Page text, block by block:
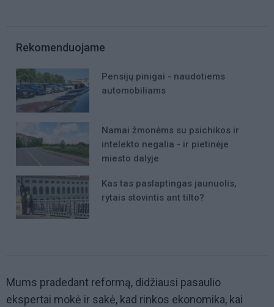
Rekomenduojame
Pensijų pinigai - naudotiems
automobiliams
Namai žmonėms su psichikos ir
intelekto negalia - ir pietinėje
miesto dalyje
Kas tas paslaptingas jaunuolis,
rytais stovintis ant tilto?
Mums pradedant reformą, didžiausi pasaulio
ekspertai mokė ir sakė, kad rinkos ekonomika, kai